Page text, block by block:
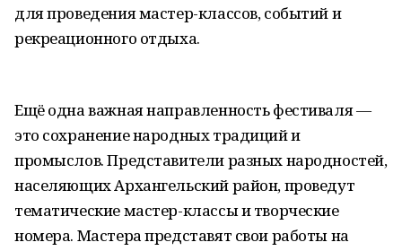
для проведения мастер-классов, событий и
рекреационного отдыха.
Ещё одна важная направленность фестиваля —
это сохранение народных традиций и
промыслов. Представители разных народностей,
населяющих Архангельский район, проведут
тематические мастер-классы и творческие
номера. Мастера представят свои работы на